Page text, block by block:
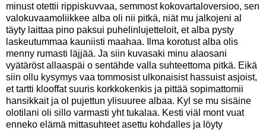
minust otettii rippiskuvvaa, semmost kokovartaloversioo, sen
valokuvaamoliikkee alba oli nii pitkä, niät mu jalkojeni al
täyty laittaa pino paksui puhelinlujetteloit, et alba pysty
laskeutummaa kauniisti maahaa. Ilma korotust alba olis
menny rumasti läjjää. Ja siin kuvasaki minu alaosani
vyätäröst allaaspäi o sentähde valla suhteettoma pitkä. Eikä
siin ollu kysymys vaa tommosist ulkonaisist hassuist asjoist,
et tartti klooffat suuris korkkokenkis ja pittää sopimattomii
hansikkait ja ol pujettun ylisuuree albaa. Kyl se mu sisäine
olotilani oli sillo varmasti yht tukalaa. Kesti viäl mont vuat
enneko elämä mittasuhteet asettu kohdalles ja löyty